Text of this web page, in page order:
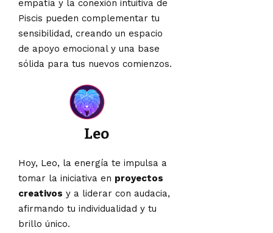
empatía y la conexión intuitiva de
Piscis pueden complementar tu
sensibilidad, creando un espacio
de apoyo emocional y una base
sólida para tus nuevos comienzos.
Leo
Hoy, Leo, la energía te impulsa a
tomar la iniciativa en proyectos
creativos y a liderar con audacia,
afirmando tu individualidad y tu
brillo único.